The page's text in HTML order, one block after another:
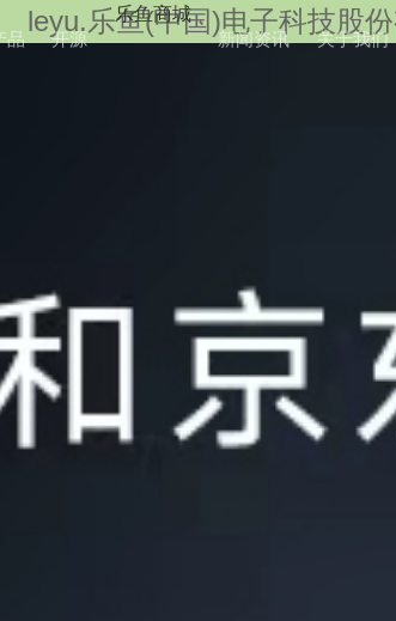
leyu.乐鱼(中国)电子科技股
品 开源
乐鱼商城
新闻资讯
关于我们